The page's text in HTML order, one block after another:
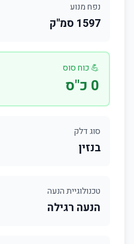
נפח מנוע
1597 סמ"ק
💪 כוח סוס
0 כ"ס
סוג דלק
בנזין
טכנולוגיית הנעה
הנעה רגילה